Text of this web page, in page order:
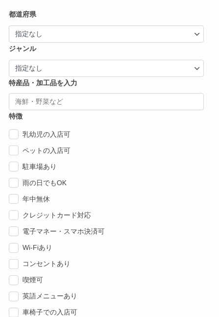
都道府県
ジャンル
特産品・加工品を入力
特徴
乳幼児の入店可
ペットの入店可
駐車場あり
雨の日でもOK
年中無休
クレジットカード対応
電子マネー・スマホ決済可
Wi-Fiあり
コンセントあり
喫煙可
英語メニューあり
車椅子での入店可